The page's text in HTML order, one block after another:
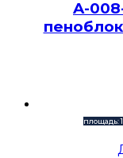
A-
площадь: